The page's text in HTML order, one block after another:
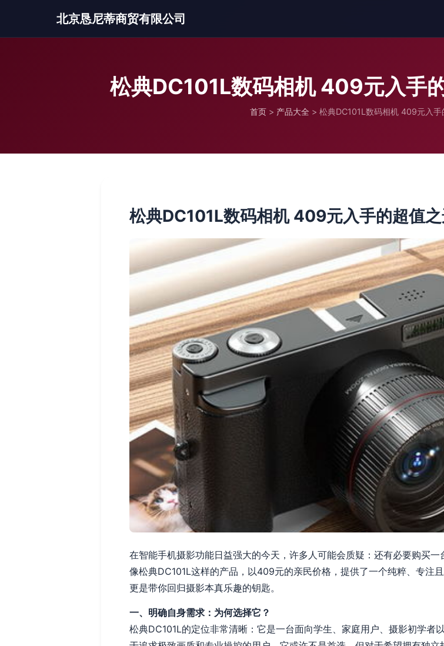
北京恳尼蒂商贸有限公司
松典DC101L数码相机 409元入手
首页 > 产品大全 > 松典DC101L数码相机 409元入
松典DC101L数码相机 409元入手的超值
在智能手机摄影功能日益强大的今天，许多人可能会质疑：还有必要购买
像松典DC101L这样的产品，以409元的亲民价格，提供了一个纯粹、专注
更是带你回归摄影本真乐趣的钥匙。
一、明确自身需求：为何选择它？
松典DC101L的定位非常清晰：它是一台面向学生、家庭用户、摄影初学者